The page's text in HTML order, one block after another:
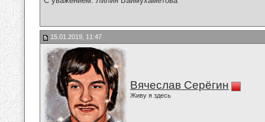
15.01.2019, 11:47
Вячеслав Серёгин
Живу я здесь